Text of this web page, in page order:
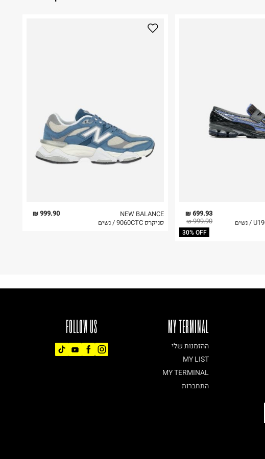
999.90 ₪
NEW BALANCE
סניקרס 9060CTC / נשים
699.93 ₪
999.90 ₪
30% OFF
FOLLOW US MY TERMINAL
ההזמנות שלי
MY LIST
MY TERMINAL
התחברות